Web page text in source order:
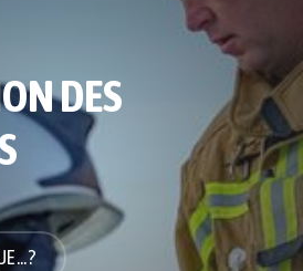
DES
... ?